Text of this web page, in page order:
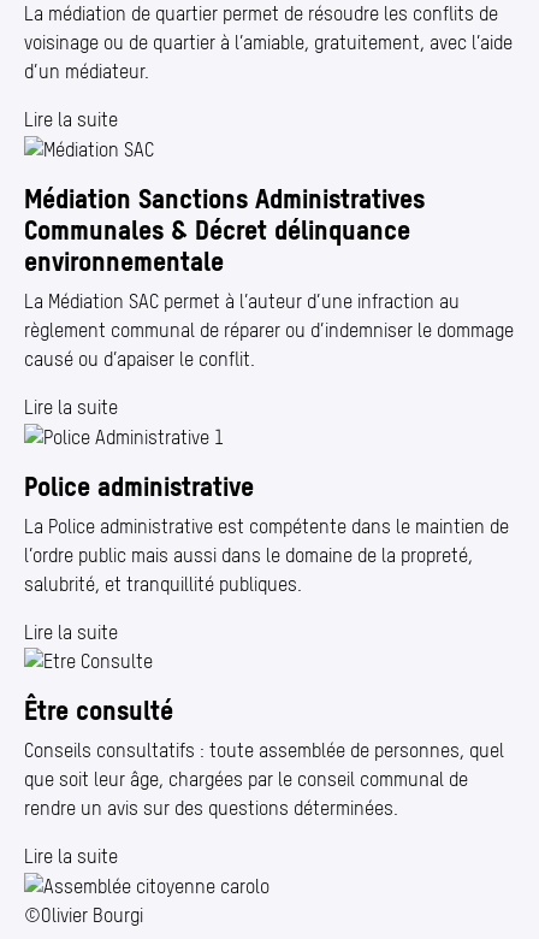
La médiation de quartier permet de résoudre les conflits de
voisinage ou de quartier à l’amiable, gratuitement, avec l’aide
d’un médiateur.
Lire la suite
Médiation Sanctions Administratives
Communales & Décret délinquance
environnementale
La Médiation SAC permet à l’auteur d’une infraction au
règlement communal de réparer ou d’indemniser le dommage
causé ou d’apaiser le conflit.
Lire la suite
Police administrative
La Police administrative est compétente dans le maintien de
l’ordre public mais aussi dans le domaine de la propreté,
salubrité, et tranquillité publiques.
Lire la suite
Être consulté
Conseils consultatifs : toute assemblée de personnes, quel
que soit leur âge, chargées par le conseil communal de
rendre un avis sur des questions déterminées.
Lire la suite
©Olivier Bourgi